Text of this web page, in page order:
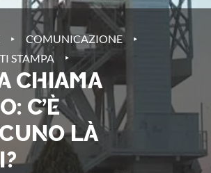
‣ COMUNICAZIONE ‣
STAMPA ‣
CHIAMA
C’È
LÀ